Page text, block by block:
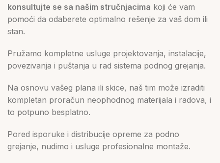
konsultujte se sa našim stručnjacima koji će vam
pomoći da odaberete optimalno rešenje za vaš dom ili
stan.
Pružamo kompletne usluge projektovanja, instalacije,
povezivanja i puštanja u rad sistema podnog grejanja.
Na osnovu vašeg plana ili skice, naš tim može izraditi
kompletan proračun neophodnog materijala i radova, i
to potpuno besplatno.
Pored isporuke i distribucije opreme za podno
grejanje, nudimo i usluge profesionalne montaže.